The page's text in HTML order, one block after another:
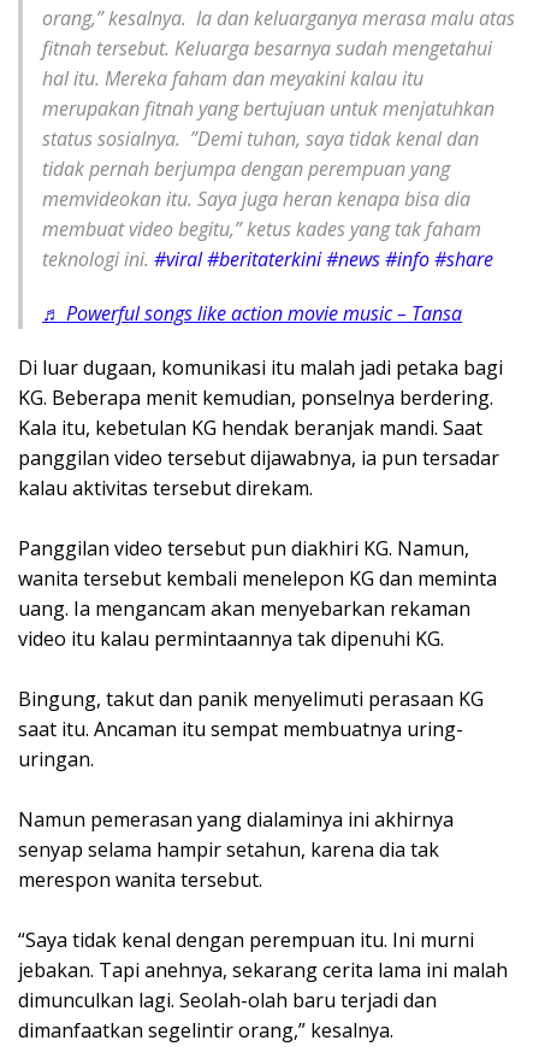
orang,” kesalnya. ‎ ‎Ia dan keluarganya merasa malu atas
fitnah tersebut. Keluarga besarnya sudah mengetahui
hal itu. Mereka faham dan meyakini kalau itu
merupakan fitnah yang bertujuan untuk menjatuhkan
status sosialnya. ‎ ‎”Demi tuhan, saya tidak kenal dan
tidak pernah berjumpa dengan perempuan yang
memvideokan itu. Saya juga heran kenapa bisa dia
membuat video begitu,” ketus kades yang tak faham
teknologi ini. #viral#beritaterkini#news#info#share
♬ Powerful songs like action movie music – Tansa
‎Di luar dugaan, komunikasi itu malah jadi petaka bagi
KG. Beberapa menit kemudian, ponselnya berdering.
Kala itu, kebetulan KG hendak beranjak mandi. Saat
panggilan video tersebut dijawabnya, ia pun tersadar
kalau aktivitas tersebut direkam.
‎Panggilan video tersebut pun diakhiri KG. Namun,
wanita tersebut kembali menelepon KG dan meminta
uang. Ia mengancam akan menyebarkan rekaman
video itu kalau permintaannya tak dipenuhi KG.
‎Bingung, takut dan panik menyelimuti perasaan KG
saat itu. Ancaman itu sempat membuatnya uring-
uringan.
‎Namun pemerasan yang dialaminya ini akhirnya
senyap selama hampir setahun, karena dia tak
merespon wanita tersebut.
‎“Saya tidak kenal dengan perempuan itu. Ini murni
jebakan. Tapi anehnya, sekarang cerita lama ini malah
dimunculkan lagi. Seolah-olah baru terjadi dan
dimanfaatkan segelintir orang,” kesalnya.